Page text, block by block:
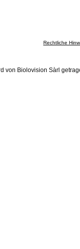
Rechtliche
von Biolovision Sàrl